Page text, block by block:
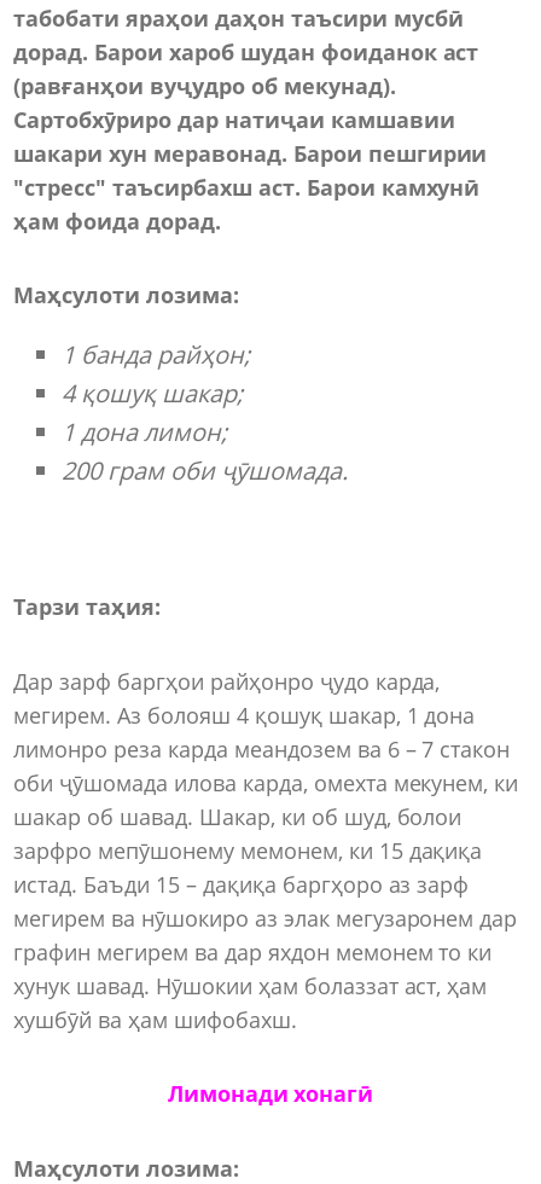
табобати яраҳои даҳон таъсири мусбӣ
дорад. Барои хароб шудан фоиданок аст
(равғанҳои вуҷудро об мекунад).
Сартобхӯриро дар натиҷаи камшавии
шакари хун меравонад. Барои пешгирии
"стресс" таъсирбахш аст. Барои камхунӣ
ҳам фоида дорад.
Маҳсулоти лозима:
1 банда райҳон;
4 қошуқ шакар;
1 дона лимон;
200 грам оби ҷӯшомада.
Тарзи таҳия:
Дар зарф баргҳои райҳонро ҷудо карда,
мегирем. Аз болояш 4 қошуқ шакар, 1 дона
лимонро реза карда меандозем ва 6 – 7 стакон
оби ҷӯшомада илова карда, омехта мекунем, ки
шакар об шавад. Шакар, ки об шуд, болои
зарфро мепӯшонему мемонем, ки 15 дақиқа
истад. Баъди 15 – дақиқа баргҳоро аз зарф
мегирем ва нӯшокиро аз элак мегузаронем дар
графин мегирем ва дар яхдон мемонем то ки
хунук шавад. Нӯшокии ҳам болаззат аст, ҳам
хушбӯй ва ҳам шифобахш.
Лимонади хонагӣ
Маҳсулоти лозима: